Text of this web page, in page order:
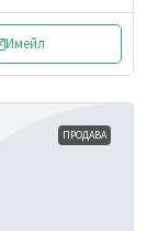
Имейл
ПРОДАВА